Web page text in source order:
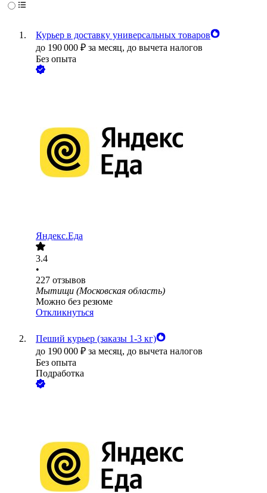
Курьер в доставку универсальных товаров
до 190 000 ₽ за месяц, до вычета налогов
Без опыта
Яндекс.Еда
3.4
•
227 отзывов
Мытищи (Московская область)
Можно без резюме
Откликнуться
Пеший курьер (заказы 1-3 кг)
до 190 000 ₽ за месяц, до вычета налогов
Без опыта
Подработка